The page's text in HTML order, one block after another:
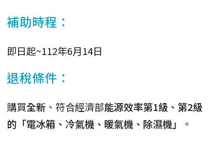
補助時程：
即日起~112年6月14日
退稅條件：
購買全新 、符合經濟部能源效率第1級、第2級
的「電冰箱、冷氣機、暖氣機、除濕機」
。